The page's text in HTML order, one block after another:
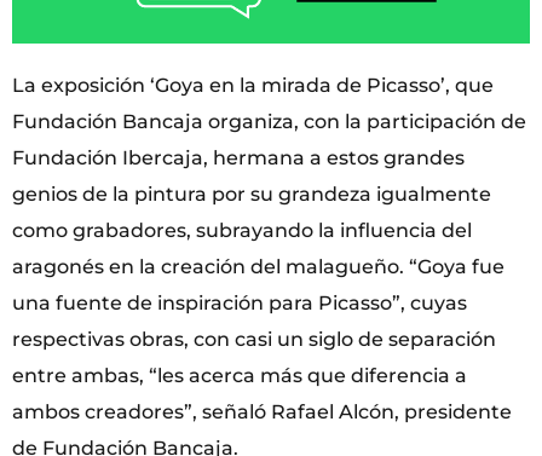
La exposición ‘Goya en la mirada de Picasso’, que
Fundación Bancaja organiza, con la participación de
Fundación Ibercaja, hermana a estos grandes
genios de la pintura por su grandeza igualmente
como grabadores, subrayando la influencia del
aragonés en la creación del malagueño. “Goya fue
una fuente de inspiración para Picasso”, cuyas
respectivas obras, con casi un siglo de separación
entre ambas, “les acerca más que diferencia a
ambos creadores”, señaló Rafael Alcón, presidente
de Fundación Bancaja.